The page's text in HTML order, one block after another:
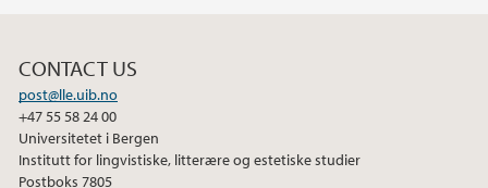
CONTACT US
post@lle.uib.no
+47 55 58 24 00
Universitetet i Bergen
Institutt for lingvistiske, litterære og estetiske studier
Postboks 7805